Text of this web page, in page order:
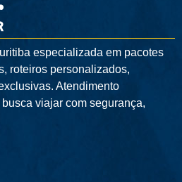
especializada em pacotes
roteiros personalizados,
Atendimento
viajar com segurança,